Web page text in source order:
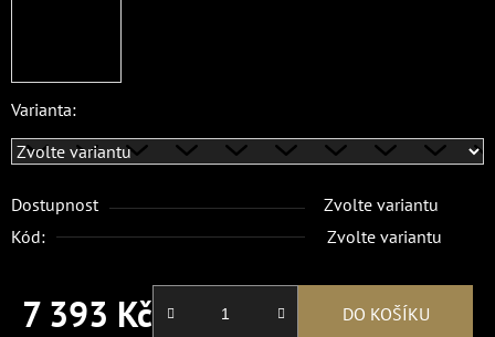
Varianta:
Dostupnost
Zvolte variantu
Kód:
Zvolte variantu
7 393 Kč DO KOŠÍKU